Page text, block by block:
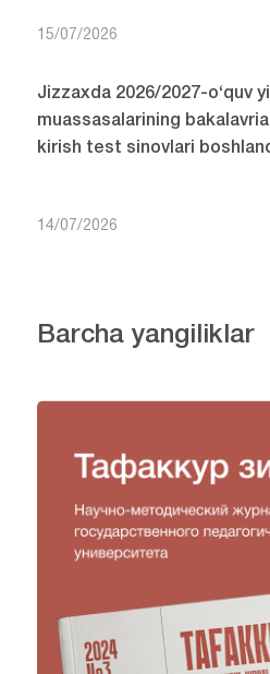
15/07/2026
Jizzaxda 2026/2027-o‘quv
muassasalarining
kirish test sinovlari
14/07/2026
Barcha yangiliklar